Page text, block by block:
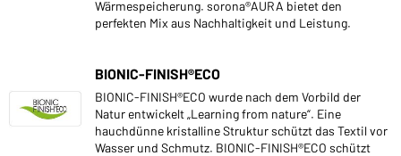
Wärmespeicherung. sorona®AURA bietet den
perfekten Mix aus Nachhaltigkeit und Leistung.
BIONIC-FINISH®ECO
BIONIC-FINISH®ECO wurde nach dem Vorbild der
Natur entwickelt „Learning from nature“. Eine
hauchdünne kristalline Struktur schützt das Textil vor
Wasser und Schmutz. BIONIC-FINISH®ECO schützt